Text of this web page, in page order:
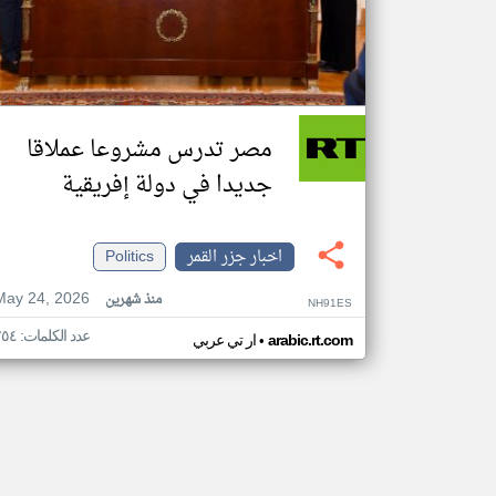
مصر تدرس مشروعا عملاقا
جديدا في دولة إفريقية
اخبار جزر القمر
Politics
24, 2026
منذ شهرين NH91ES
ار تي عربي• arabic.rt.com عدد الكلمات: ٢٥٤